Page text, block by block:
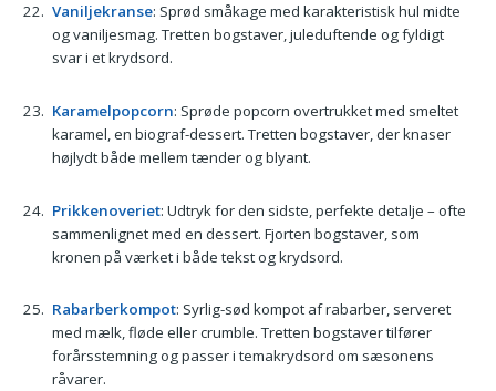
Vaniljekranse: Sprød småkage med karakteristisk hul midte
og vaniljesmag. Tretten bogstaver, juleduftende og fyldigt
svar i et krydsord.
Karamelpopcorn: Sprøde popcorn overtrukket med smeltet
karamel, en biograf-dessert. Tretten bogstaver, der knaser
højlydt både mellem tænder og blyant.
Prikkenoveriet: Udtryk for den sidste, perfekte detalje – ofte
sammenlignet med en dessert. Fjorten bogstaver, som
kronen på værket i både tekst og krydsord.
Rabarberkompot: Syrlig-sød kompot af rabarber, serveret
med mælk, fløde eller crumble. Tretten bogstaver tilfører
forårsstemning og passer i temakrydsord om sæsonens
råvarer.